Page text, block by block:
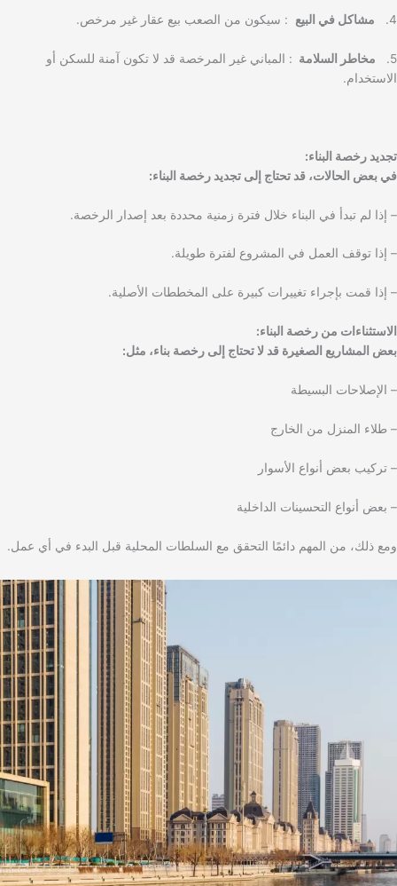
4. مشاكل في البيع : سيكون من الصعب بيع عقار غير مرخص.
5. مخاطر السلامة : المباني غير المرخصة قد لا تكون آمنة للسكن أو
الاستخدام.
تجديد رخصة البناء:
في بعض الحالات، قد تحتاج إلى تجديد رخصة البناء:
– إذا لم تبدأ في البناء خلال فترة زمنية محددة بعد إصدار الرخصة.
– إذا توقف العمل في المشروع لفترة طويلة.
– إذا قمت بإجراء تغييرات كبيرة على المخططات الأصلية.
الاستثناءات من رخصة البناء:
بعض المشاريع الصغيرة قد لا تحتاج إلى رخصة بناء، مثل:
– الإصلاحات البسيطة
– طلاء المنزل من الخارج
– تركيب بعض أنواع الأسوار
– بعض أنواع التحسينات الداخلية
ومع ذلك، من المهم دائمًا التحقق مع السلطات المحلية قبل البدء في أي عمل.